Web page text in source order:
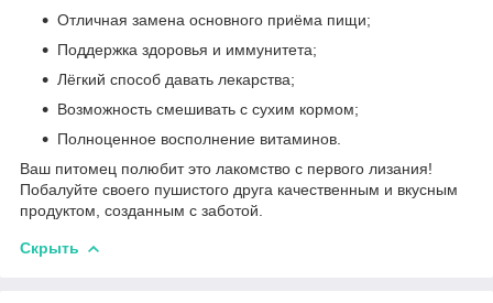
Отличная замена основного приёма пищи;
Поддержка здоровья и иммунитета;
Лёгкий способ давать лекарства;
Возможность смешивать с сухим кормом;
Полноценное восполнение витаминов.
Ваш питомец полюбит это лакомство с первого лизания!
Побалуйте своего пушистого друга качественным и вкусным
продуктом, созданным с заботой.
Скрыть